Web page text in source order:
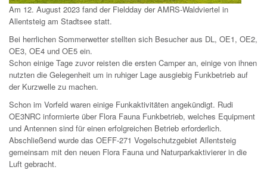
Am 12. August 2023 fand der Fieldday der AMRS-Waldviertel in
Allentsteig am Stadtsee statt.
Bei herrlichen Sommerwetter stellten sich Besucher aus DL, OE1, OE2,
OE3, OE4 und OE5 ein.
Schon einige Tage zuvor reisten die ersten Camper an, einige von ihnen
nutzten die Gelegenheit um in ruhiger Lage ausgiebig Funkbetrieb auf
der Kurzwelle zu machen.
Schon im Vorfeld waren einige Funkaktivitäten angekündigt. Rudi
OE3NRC informierte über Flora Fauna Funkbetrieb, welches Equipment
und Antennen sind für einen erfolgreichen Betrieb erforderlich.
Abschließend wurde das OEFF-271 Vogelschutzgebiet Allentsteig
gemeinsam mit den neuen Flora Fauna und Naturparkaktivierer in die
Luft gebracht.